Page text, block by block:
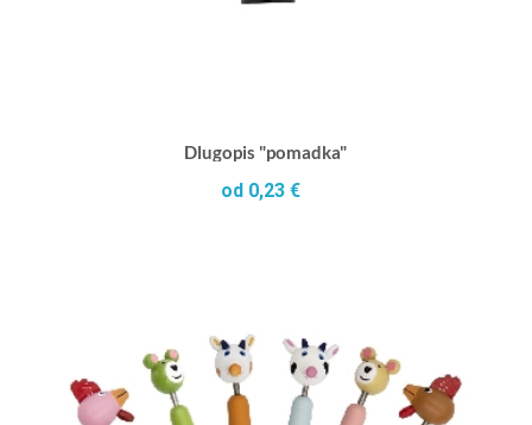
Dlugopis "pomadka"
od 0,23 €